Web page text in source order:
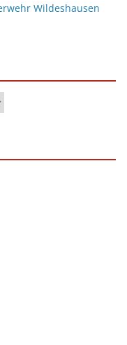
Wildeshausen